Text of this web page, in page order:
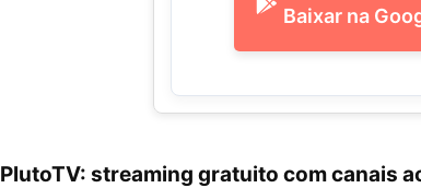
Baixar na
PlutoTV: streaming gratuito com canais